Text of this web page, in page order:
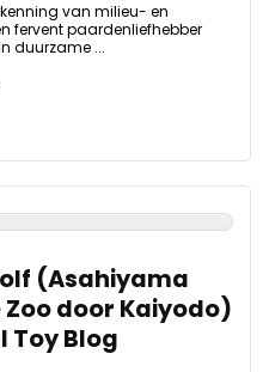
van milieu- en
fervent paardenliefhebber
duurzame ...
(Asahiyama
Zoo door Kaiyodo)
Toy Blog